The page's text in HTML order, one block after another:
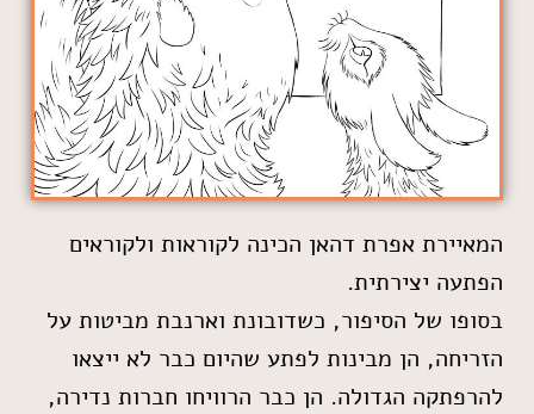
המאיירת אפרת דהאן הכינה לקוראות ולקוראים
הפתעה יצירתית.
בסופו של הסיפור, כשדובונת וארנבת מביטות על
הזריחה, הן מבינות לפתע שהיום כבר לא ייצאו
להרפתקה הגדולה. הן כבר הרוויחו חברות נדירה,